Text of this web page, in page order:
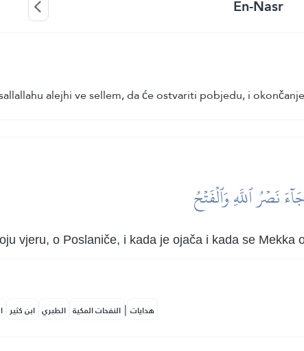
En-Nasr
alejhi ve sellem, da će ostvariti pobjedu, i
نَصۡرُ ٱللَّهِ وَٱلۡفَتۡحُ
vjeru, o Poslaniče, i kada je ojača i kada se Mekka
ابن كثير الطبري النفحات المكية | هدايات